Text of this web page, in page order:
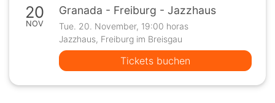
20
NOV
Granada - Freiburg - Jazzhaus
Tue. 20. November, 19:00 horas
Jazzhaus, Freiburg im Breisgau
Tickets buchen